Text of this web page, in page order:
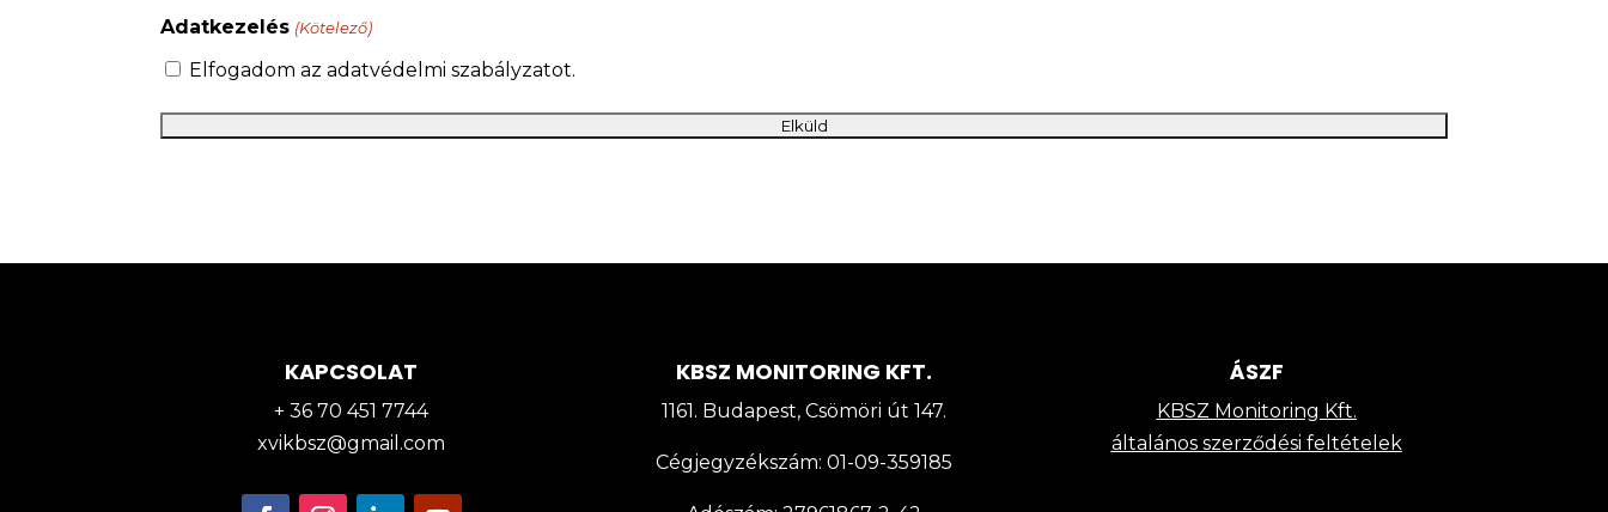
Adatkezelés (Kötelező)
Elfogadom az adatvédelmi szabályzatot.
KAPCSOLAT
+ 36 70 451 7744
xvikbsz@gmail.com
KBSZ MONITORING KFT.
1161. Budapest, Csömöri út 147.
Cégjegyzékszám: 01-09-359185
ÁSZF
KBSZ Monitoring Kft.
általános szerződési feltételek